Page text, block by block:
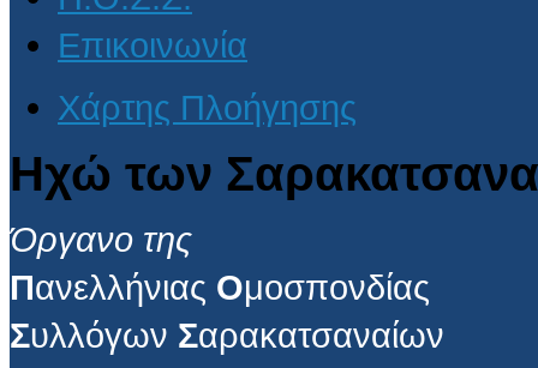
Επικοινωνία
Χάρτης Πλοήγησης
Ηχώ των
Όργανο της
Πανελλήνιας Ομοσπονδίας
Συλλόγων Σαρακατσαναίων